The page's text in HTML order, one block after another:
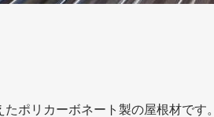
ポリカーボネート製の屋根材です。